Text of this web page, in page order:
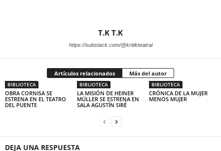
T.K T.K
https://substack.com/@kritikteatral
Artículos relacionados Más del autor
BIBLIOTECA
OBRA CORNISA SE
ESTRENA EN EL TEATRO
DEL PUENTE
BIBLIOTECA
LA MISIÓN DE HEINER
MÜLLER SE ESTRENA EN
SALA AGUSTÍN SIRÉ
BIBLIOTECA
CRÓNICA DE LA MUJER
MENOS MUJER
DEJA UNA RESPUESTA